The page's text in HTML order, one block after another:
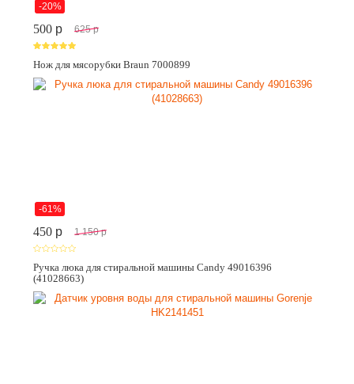
-20%
500 p 625 p
Нож для мясорубки Braun 7000899
-61%
450 p 1 150 p
Ручка люка для стиральной машины Candy 49016396
(41028663)